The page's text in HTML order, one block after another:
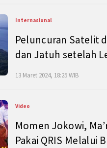
Internasional
Peluncuran Satelit
dan Jatuh setelah
13 Maret 2024, 18:25 WIB
Video
Momen Jokowi,
Pakai QRIS Melalui